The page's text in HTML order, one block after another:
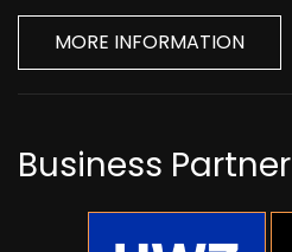
MORE INFORMATION
Business Partner